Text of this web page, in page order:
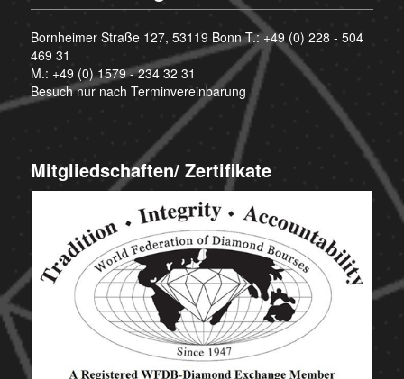
Bornheimer Straße 127, 53119 Bonn T.:+49 (0) 228 - 504
469 31
M.: +49 (0) 1579 - 234 32 31
Besuch nur nach Terminvereinbarung
Mitgliedschaften/ Zertifikate